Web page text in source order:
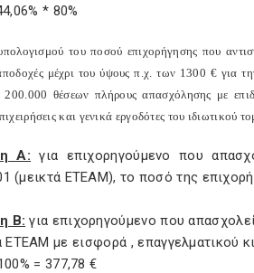
* 80%
του ποσού επιχορήγησης που
μέχρι του ύψους π.χ. των 1300 €
200.000 θέσεων πλήρους απασχόλησης με
και γενικά εργοδότες του ιδιωτικού
Α: για επιχορηγούμενο που
(μεικτά ΕΤΕΑΜ), το ποσό της
Β: για επιχορηγούμενο που
ΕΤΕΑΜ με εισφορά , επαγγελματικού
= 377,78 €